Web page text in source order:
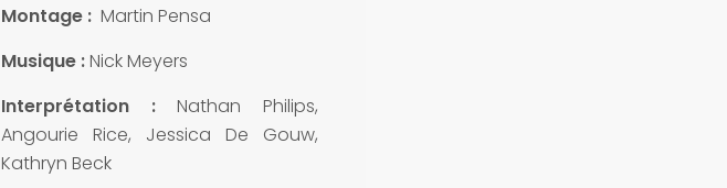
Montage :Martin Pensa
Musique :Nick Meyers
Interprétation :Nathan Philips,
Angourie Rice, Jessica De Gouw,
Kathryn Beck